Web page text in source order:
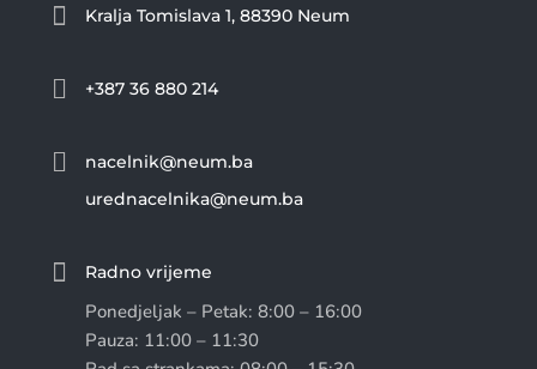
 Kralja Tomislava 1, 88390 Neum
 +387 36 880 214

nacelnik@neum.ba
urednacelnika@neum.ba
 Radno vrijeme
Ponedjeljak – Petak: 8:00 – 16:00
Pauza: 11:00 – 11:30